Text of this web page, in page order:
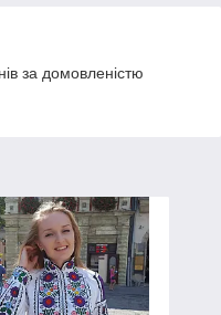
за домовленістю